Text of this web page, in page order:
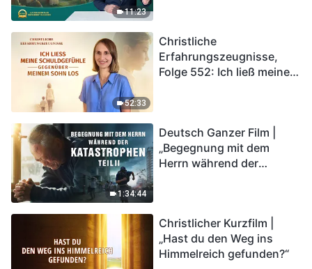
11:23
52:33
Christliche
Erfahrungszeugnisse,
Folge 552: Ich ließ meine
1:34:44
Deutsch Ganzer Film |
„Begegnung mit dem
Herrn während der
in das Königreich Gottes
eintreten?
Christlicher Kurzfilm |
„Hast du den Weg ins
Himmelreich gefunden?“